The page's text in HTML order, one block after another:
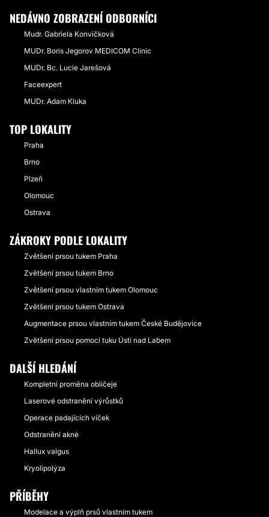
NEDÁVNO ZOBRAZENÍ ODBORNÍCI
Mudr. Gabriela Konvičková
MUDr. Boris Jegorov MEDICOM Clinic
MUDr. Bc. Lucie Jarešová
Faceexpert
MUDr. Adam Kluka
TOP LOKALITY
Praha
Brno
Plzeň
Olomouc
Ostrava
ZÁKROKY PODLE LOKALITY
Zvětšení prsou tukem Praha
Zvětšení prsou tukem Brno
Zvětšení prsou vlastním tukem Olomouc
Zvětšení prsou tukem Ostrava
Augmentace prsou vlastním tukem České Budějovice
Zvětšení prsou pomocí tuku Ústí nad Labem
DALŠÍ HLEDÁNÍ
Kompletní proměna obličeje
Laserové odstranění výrůstků
Operace padajících víček
Odstranění akné
Hallux valgus
Kryolipolýza
PŘÍBĚHY
Modelace a výplň prsů vlastním tukem